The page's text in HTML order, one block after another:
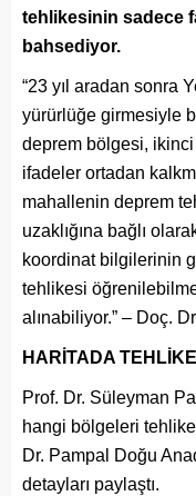
tehlikesinin sadece
bahsediyor.
“23 yıl aradan sonra
yürürlüğe girmesiyle
deprem bölgesi,
ifadeler ortadan
mahallenin deprem
uzaklığına bağlı
koordinat bilgilerinin
tehlikesi
alınabiliyor.” – Doç.
HARİTADA
Prof. Dr. Süleyman
hangi bölgeleri
Dr. Pampal Doğu
detayları paylaştı.